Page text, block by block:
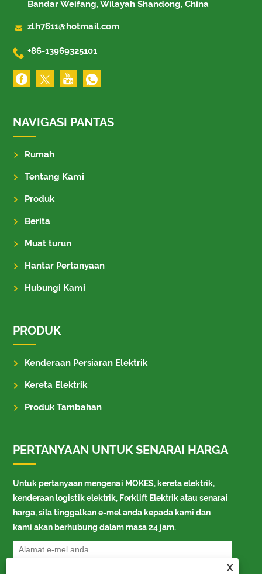
X
Bandar Weifang, Wilayah Shandong, China
 zlh7611@hotmail.com
 +86-13969325101
NAVIGASI PANTAS
Rumah
Tentang Kami
Produk
Berita
Muat turun
Hantar Pertanyaan
Hubungi Kami
PRODUK
Kenderaan Persiaran Elektrik
Kereta Elektrik
Produk Tambahan
PERTANYAAN UNTUK SENARAI HARGA
Untuk pertanyaan mengenai MOKES, kereta elektrik,
kenderaan logistik elektrik, Forklift Elektrik atau senarai
harga, sila tinggalkan e-mel anda kepada kami dan
kami akan berhubung dalam masa 24 jam.